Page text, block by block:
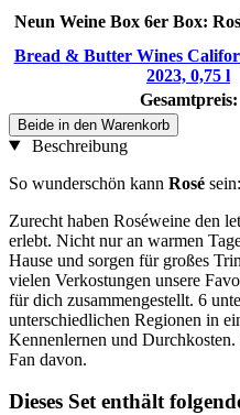
Neun Weine Box 6er Box:
Bread & Butter Wines
2023, 0,75 l
Gesamtpreis:
Beide in den Warenkorb
Beschreibung
So wunderschön kann Rosé sein:
Zurecht haben Roséweine den
erlebt. Nicht nur an warmen
Hause und sorgen für großes
vielen Verkostungen unsere
für dich zusammengestellt. 6
unterschiedlichen Regionen in
Kennenlernen und
Fan davon.
Dieses Set enthält